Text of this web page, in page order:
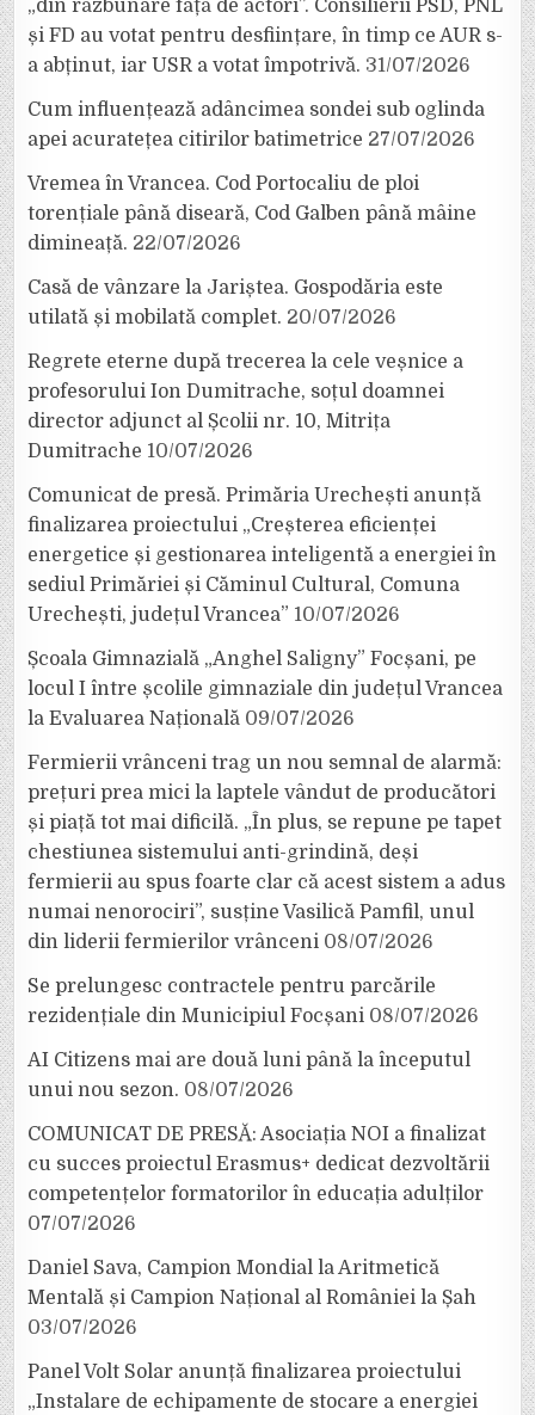
„din răzbunare față de actori”. Consilierii PSD, PNL
și FD au votat pentru desființare, în timp ce AUR s-
a abținut, iar USR a votat împotrivă. 31/07/2026
Cum influențează adâncimea sondei sub oglinda
apei acuratețea citirilor batimetrice 27/07/2026
Vremea în Vrancea. Cod Portocaliu de ploi
torențiale până diseară, Cod Galben până mâine
dimineață. 22/07/2026
Casă de vânzare la Jariștea. Gospodăria este
utilată și mobilată complet. 20/07/2026
Regrete eterne după trecerea la cele veșnice a
profesorului Ion Dumitrache, soțul doamnei
director adjunct al Școlii nr. 10, Mitrița
Dumitrache 10/07/2026
Comunicat de presă. Primăria Urechești anunță
finalizarea proiectului „Creșterea eficienței
energetice și gestionarea inteligentă a energiei în
sediul Primăriei și Căminul Cultural, Comuna
Urechești, județul Vrancea” 10/07/2026
Școala Gimnazială „Anghel Saligny” Focșani, pe
locul I între școlile gimnaziale din județul Vrancea
la Evaluarea Națională 09/07/2026
Fermierii vrânceni trag un nou semnal de alarmă:
prețuri prea mici la laptele vândut de producători
și piață tot mai dificilă. „În plus, se repune pe tapet
chestiunea sistemului anti-grindină, deși
fermierii au spus foarte clar că acest sistem a adus
numai nenorociri”, susține Vasilică Pamfil, unul
din liderii fermierilor vrânceni 08/07/2026
Se prelungesc contractele pentru parcările
rezidențiale din Municipiul Focșani 08/07/2026
AI Citizens mai are două luni până la începutul
unui nou sezon. 08/07/2026
COMUNICAT DE PRESĂ: Asociația NOI a finalizat
cu succes proiectul Erasmus+ dedicat dezvoltării
competențelor formatorilor în educația adulților
07/07/2026
Daniel Sava, Campion Mondial la Aritmetică
Mentală și Campion Național al României la Șah
03/07/2026
Panel Volt Solar anunță finalizarea proiectului
„Instalare de echipamente de stocare a energiei